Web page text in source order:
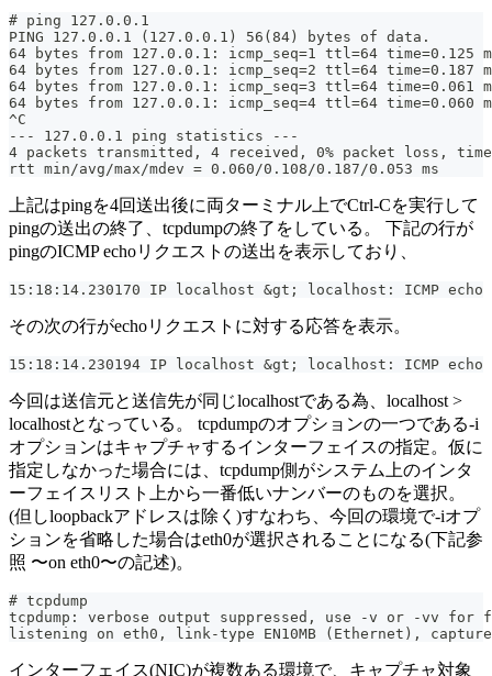
# ping 127.0.0.1
PING 127.0.0.1 (127.0.0.1) 56(84) bytes of data.
64 bytes from 127.0.0.1: icmp_seq=1 ttl=64 time=0.125
64 bytes from 127.0.0.1: icmp_seq=2 ttl=64 time=0.187
64 bytes from 127.0.0.1: icmp_seq=3 ttl=64 time=0.061
64 bytes from 127.0.0.1: icmp_seq=4 ttl=64 time=0.060
^C
--- 127.0.0.1 ping statistics ---
4 packets transmitted, 4 received, 0% packet loss, time
rtt min/avg/max/mdev = 0.060/0.108/0.187/0.053 ms
上記はpingを4回送出後に両ターミナル上でCtrl-Cを実行して
pingの送出の終了、tcpdumpの終了をしている。 下記の行が
pingのICMP echoリクエストの送出を表示しており、
15:18:14.230170 IP localhost &gt; localhost: ICMP
その次の行がechoリクエストに対する応答を表示。
15:18:14.230194 IP localhost &gt; localhost: ICMP
今回は送信元と送信先が同じlocalhostである為、localhost >
localhostとなっている。 tcpdumpのオプションの一つである-i
オプションはキャプチャするインターフェイスの指定。仮に
指定しなかった場合には、tcpdump側がシステム上のインタ
ーフェイスリスト上から一番低いナンバーのものを選択。
(但しloopbackアドレスは除く)すなわち、今回の環境で-iオプ
ションを省略した場合はeth0が選択されることになる(下記参
照 〜on eth0〜の記述)。
# tcpdump
tcpdump: verbose output suppressed, use -v or -vv for
listening on eth0, link-type EN10MB (Ethernet),
インターフェイス(NIC)が複数ある環境で、キャプチャ対象